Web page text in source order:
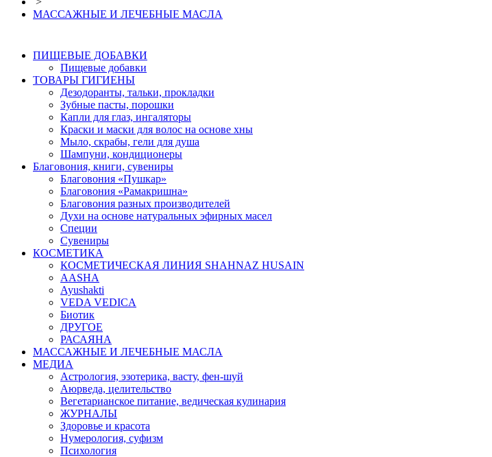
МАССАЖНЫЕ И ЛЕЧЕБНЫЕ МАСЛА
ПИЩЕВЫЕ ДОБАВКИ
Пищевые добавки
ТОВАРЫ ГИГИЕНЫ
Дезодоранты, тальки, прокладки
Зубные пасты, порошки
Капли для глаз, ингаляторы
Краски и маски для волос на основе хны
Мыло, скрабы, гели для душа
Шампуни, кондиционеры
Благовония, книги, сувениры
Благовония «Пушкар»
Благовония «Рамакришна»
Благовония разных производителей
Духи на основе натуральных эфирных масел
Специи
Сувениры
КОСМЕТИКА
КОСМЕТИЧЕСКАЯ ЛИНИЯ SHAHNAZ HUSAIN
AASHA
Ayushakti
VEDA VEDICA
Биотик
ДРУГОЕ
РАСАЯНА
МАССАЖНЫЕ И ЛЕЧЕБНЫЕ МАСЛА
МЕДИА
Астрология, эзотерика, васту, фен-шуй
Аюрведа, целительство
Вегетарианское питание, ведическая кулинария
ЖУРНАЛЫ
Здоровье и красота
Нумерология, суфизм
Психология